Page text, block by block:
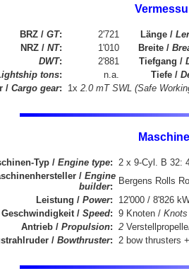
BRZ / GT: 2'721 Länge /
NRZ / NT: 1'010 Breite /
DWT: 2'881 Tiefgang /
tons: n.a. Tiefe /
/Cargo gear: 1x 2.0 mT SWL (Safe
Typ / Engine type: 2 x 9-Cyl. B 32:
/ Engine
builder:
Bergens Rolls
Leistung / Power:
12'000 / 8'826
Geschwindigkeit / Speed: 9 Knoten / Knots
Antrieb / Propulsion: 2 Verstellpropelle
/ Bowthruster: 2 bow thrusters